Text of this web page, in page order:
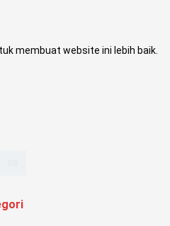
membuat website ini lebih baik.